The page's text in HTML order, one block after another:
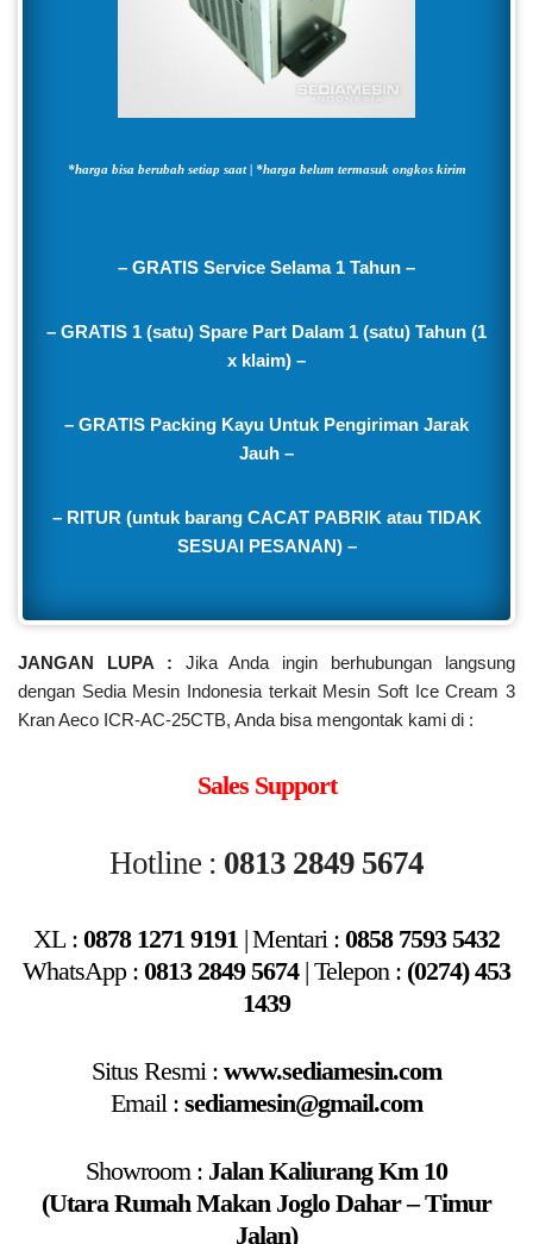
*harga bisa berubah setiap saat | *harga belum termasuk ongkos kirim
– GRATIS Service Selama 1 Tahun –
– GRATIS 1 (satu) Spare Part Dalam 1 (satu) Tahun (1
x klaim) –
– GRATIS Packing Kayu Untuk Pengiriman Jarak
Jauh –
– RITUR (untuk barang CACAT PABRIK atau TIDAK
SESUAI PESANAN) –
JANGAN LUPA : Jika Anda ingin berhubungan langsung
dengan Sedia Mesin Indonesia terkait Mesin Soft Ice Cream 3
Kran Aeco ICR-AC-25CTB, Anda bisa mengontak kami di :
Sales Support
Hotline : 0813 2849 5674
XL : 0878 1271 9191 |Mentari: 0858 7593 5432
WhatsApp : 0813 2849 5674 | Telepon : (0274) 453
1439
Situs Resmi : www.sediamesin.com
Email : sediamesin@gmail.com
Showroom : Jalan Kaliurang Km 10
(Utara Rumah Makan Joglo Dahar – Timur
Jalan)